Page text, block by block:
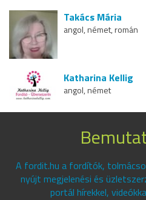
Takács Mária
angol, német, román
Katharina Kellig
angol, német
A fordit.hu a fordítók,
nyújt megjelenési és
portál hírekkel,